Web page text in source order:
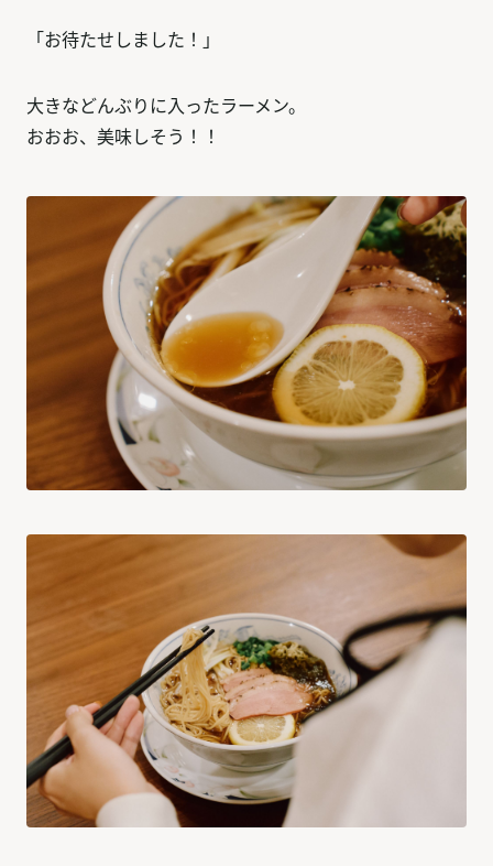
「お待たせしました！」
大きなどんぶりに入ったラーメン。
おおお、美味しそう！！